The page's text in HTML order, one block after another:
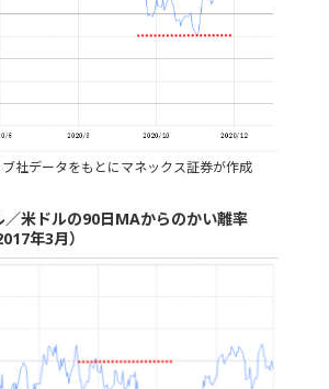
社データをもとにマネックス証券が作成
／米ドルの90日MAからのかい離率
年3月）